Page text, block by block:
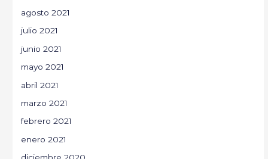
agosto 2021
julio 2021
junio 2021
mayo 2021
abril 2021
marzo 2021
febrero 2021
enero 2021